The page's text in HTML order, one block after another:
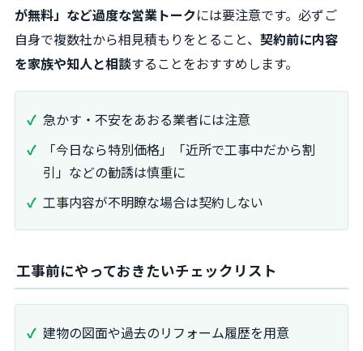
が無料」など過度な営業トークには要注意です。必ずご
自身で複数社から相見積もりをとること、 契約前に内容
を家族や知人と相談することをおすすめします。
急かす・不安をあおる業者には注意
「今日なら特別価格」「近所で工事中だから割
引」などの勧誘は慎重に
工事内容が不明瞭な場合は契約しない
工事前にやっておきたいチェックリスト
建物の図面や過去のリフォーム履歴を用意